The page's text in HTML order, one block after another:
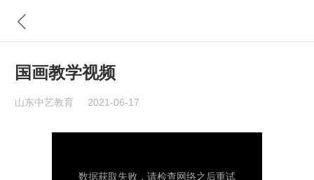
国画教学视频
山东中艺教育 2021-06-17